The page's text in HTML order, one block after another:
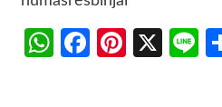
WhatsApp
Facebook
X